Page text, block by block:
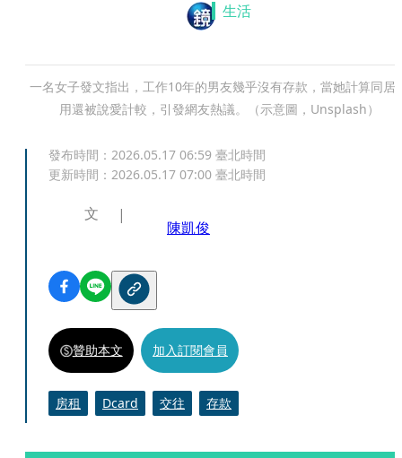
生活
一名女子發文指出，工作10年的男友幾乎沒有存款，當她計算同居
用還被說愛計較，引發網友熱議。（示意圖，Unsplash）
發布時間： 2026.05.17 06:59 臺北時間
更新時間： 2026.05.17 07:00 臺北時間
文
陳凱俊
贊助本文 加入訂閱會員
房租 Dcard 交往 存款